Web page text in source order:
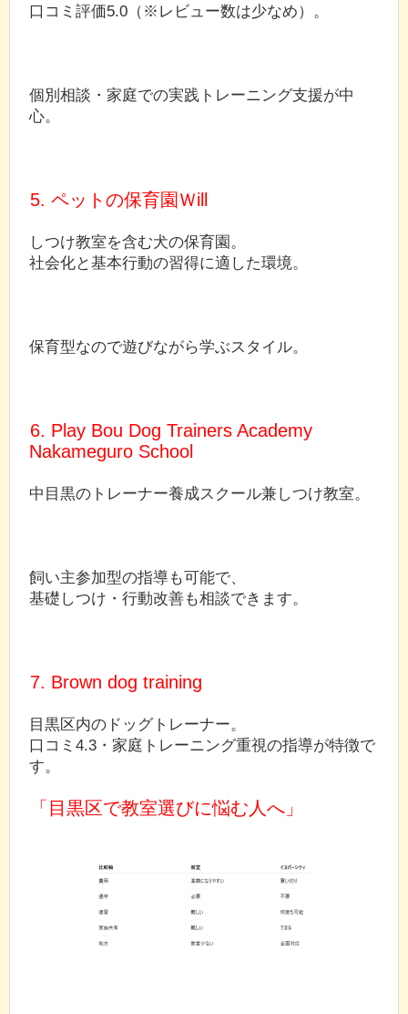
口コミ評価5.0（※レビュー数は少なめ）。
個別相談・家庭での実践トレーニング支援が中
心。
5. ペットの保育園Ｗill
しつけ教室を含む犬の保育園。
社会化と基本行動の習得に適した環境。
保育型なので遊びながら学ぶスタイル。
6. Play Bou Dog Trainers Academy
Nakameguro School
中目黒のトレーナー養成スクール兼しつけ教室。
飼い主参加型の指導も可能で、
基礎しつけ・行動改善も相談できます。
7. Brown dog training
目黒区内のドッグトレーナー。
口コミ4.3・家庭トレーニング重視の指導が特徴で
す。
「目黒区で教室選びに悩む人へ」